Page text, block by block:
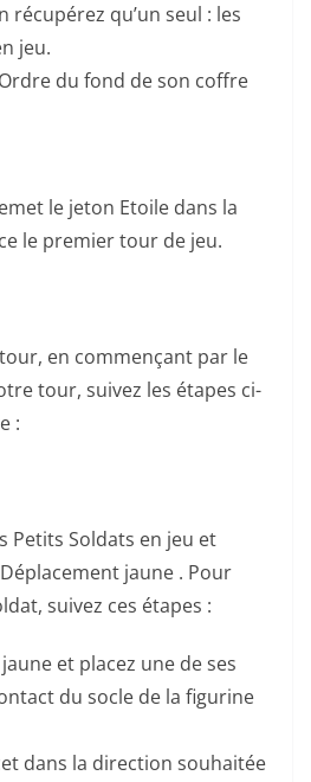
récupérez qu’un seul : les
jeu.
du fond de son coffre
le jeton Etoile dans la
le premier tour de jeu.
en commençant par le
tour, suivez les étapes ci-
:
Petits Soldats en jeu et
jaune . Pour
suivez ces étapes :
et placez une de ses
du socle de la figurine
dans la direction souhaitée